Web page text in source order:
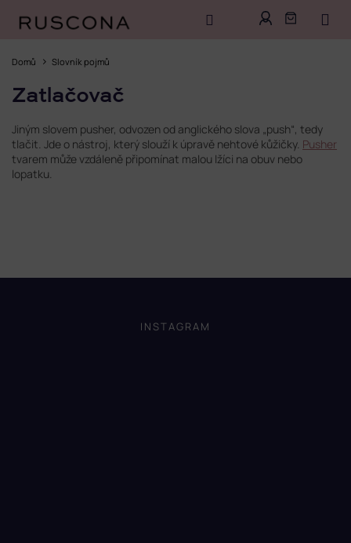
Domů Slovník pojmů
Zatlačovač
Jiným slovem pusher, odvozen od anglického slova „push“, tedy
tlačit. Jde o nástroj, který slouží k úpravě nehtové kůžičky. Pusher
tvarem může vzdáleně připomínat malou lžíci na obuv nebo
lopatku.
INSTAGRAM